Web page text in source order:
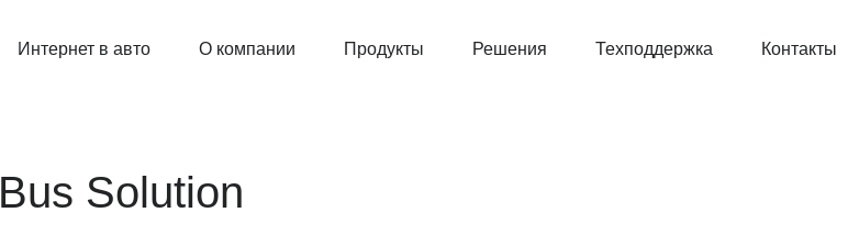
Интернет в авто О компании Продукты Решения Техподдержка Контакты
Bus Solution